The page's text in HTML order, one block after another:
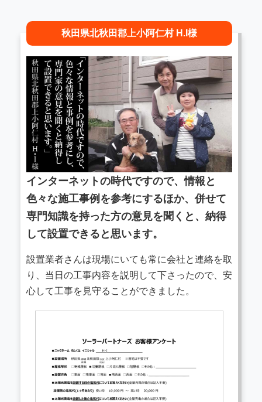
秋田県北秋田郡上小阿仁村 H.I様
インターネットの時代ですので、情報と
色々な施工事例を参考にするほか、併せて
専門知識を持った方の意見を聞くと、納得
して設置できると思います。
設置業者さんは現場にいても常に会社と連絡を取
り、当日の工事内容を説明して下さったので、安
心して工事を見守ることができました。